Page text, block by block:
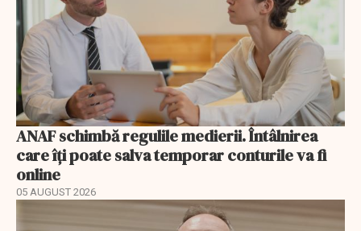
ANAF schimbă regulile medierii. Întâlnirea
care îți poate salva temporar conturile va fi
online
05 AUGUST 2026